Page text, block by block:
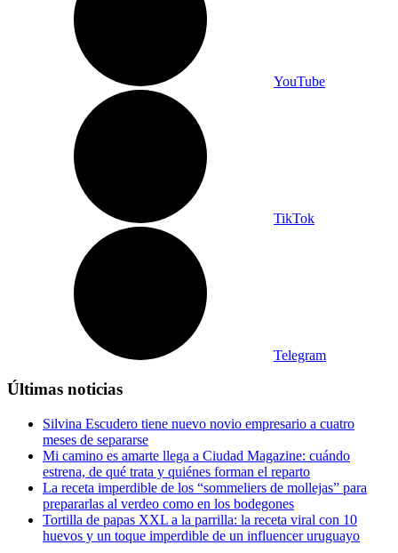
YouTube
TikTok
Telegram
Últimas noticias
Silvina Escudero tiene nuevo novio empresario a cuatro
meses de separarse
Mi camino es amarte llega a Ciudad Magazine: cuándo
estrena, de qué trata y quiénes forman el reparto
La receta imperdible de los “sommeliers de mollejas” para
prepararlas al verdeo como en los bodegones
Tortilla de papas XXL a la parrilla: la receta viral con 10
huevos y un toque imperdible de un influencer uruguayo